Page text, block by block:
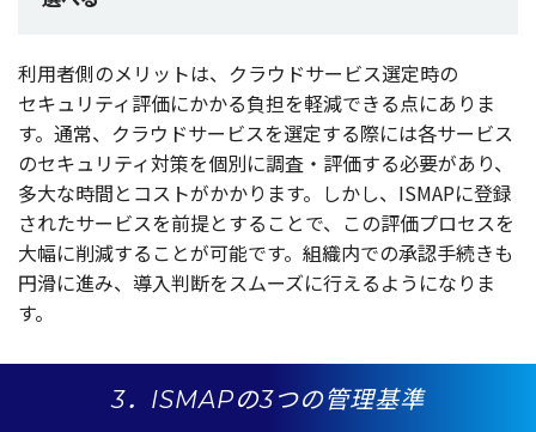
利用者側のメリットは、 クラウドサービス選定時の
セキュリティ評価にかかる負担を軽減できる点にありま
す。 通常、 クラウドサービスを選定する際には各サービス
のセキュリティ対策を個別に調査 ・ 評価する必要があり、
多大な時間と コストがかかります。しかし、ISMAPに登録
されたサービスを前提とすることで、この評価プロセスを
大幅に削減することが可能です。 組織内での承認手続きも
円滑に進み、 導入判断をスムーズに行えるようになりま
す。
3．ISMAPの3つの管理基準